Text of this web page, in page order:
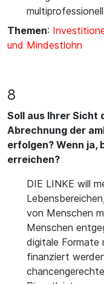
Themen:
und Mindestlohn
8
Soll aus Ihrer Sicht
Abrechnung der
erfolgen? Wenn ja,
erreichen?
DIE LINKE will
von Menschen
Menschen
digitale Formate
finanziert